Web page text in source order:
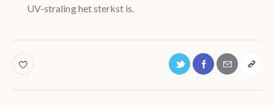
UV-straling het sterkst is.